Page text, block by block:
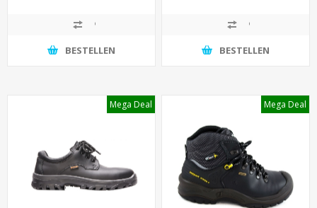
BESTELLEN BESTELLEN
Mega Deal Mega Deal